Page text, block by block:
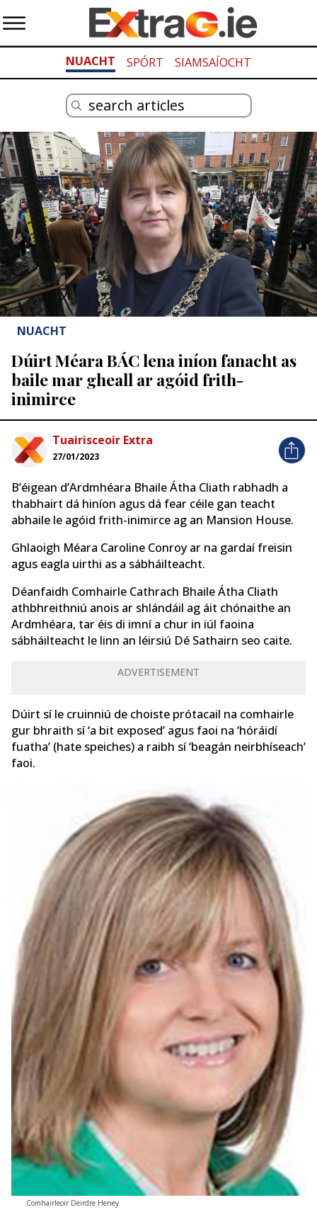
NUACHT SPÓRT SIAMSAÍOCHT
NUACHT
Dúirt Méara BÁC lena iníon fanacht as
baile mar gheall ar agóid frith-
inimirce
Tuairisceoir Extra
27/01/2023
B’éigean d’Ardmhéara Bhaile Átha Cliath rabhadh a
thabhairt dá hiníon agus dá fear céile gan teacht
abhaile le agóid frith-inimirce ag an Mansion House.
Ghlaoigh Méara Caroline Conroy ar na gardaí freisin
agus eagla uirthi as a sábháilteacht.
Déanfaidh Comhairle Cathrach Bhaile Átha Cliath
athbhreithniú anois ar shlándáil ag áit chónaithe an
Ardmhéara, tar éis di imní a chur in iúl faoina
sábháilteacht le linn an léirsiú Dé Sathairn seo caite.
ADVERTISEMENT
Dúirt sí le cruinniú de choiste prótacail na comhairle
gur bhraith sí ‘a bit exposed’ agus faoi na ‘hóráidí
fuatha’ (hate speiches) a raibh sí ‘beagán neirbhíseach’
faoi.
Comhairleoir Deirdre Heney